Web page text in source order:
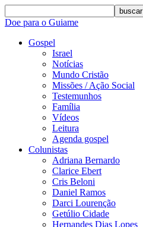
buscar
Doe para o Guiame
Gospel
Israel
Notícias
Mundo Cristão
Missões / Ação Social
Testemunhos
Família
Vídeos
Leitura
Agenda gospel
Colunistas
Adriana Bernardo
Clarice Ebert
Cris Beloni
Daniel Ramos
Darci Lourenção
Getúlio Cidade
Hernandes Dias Lopes